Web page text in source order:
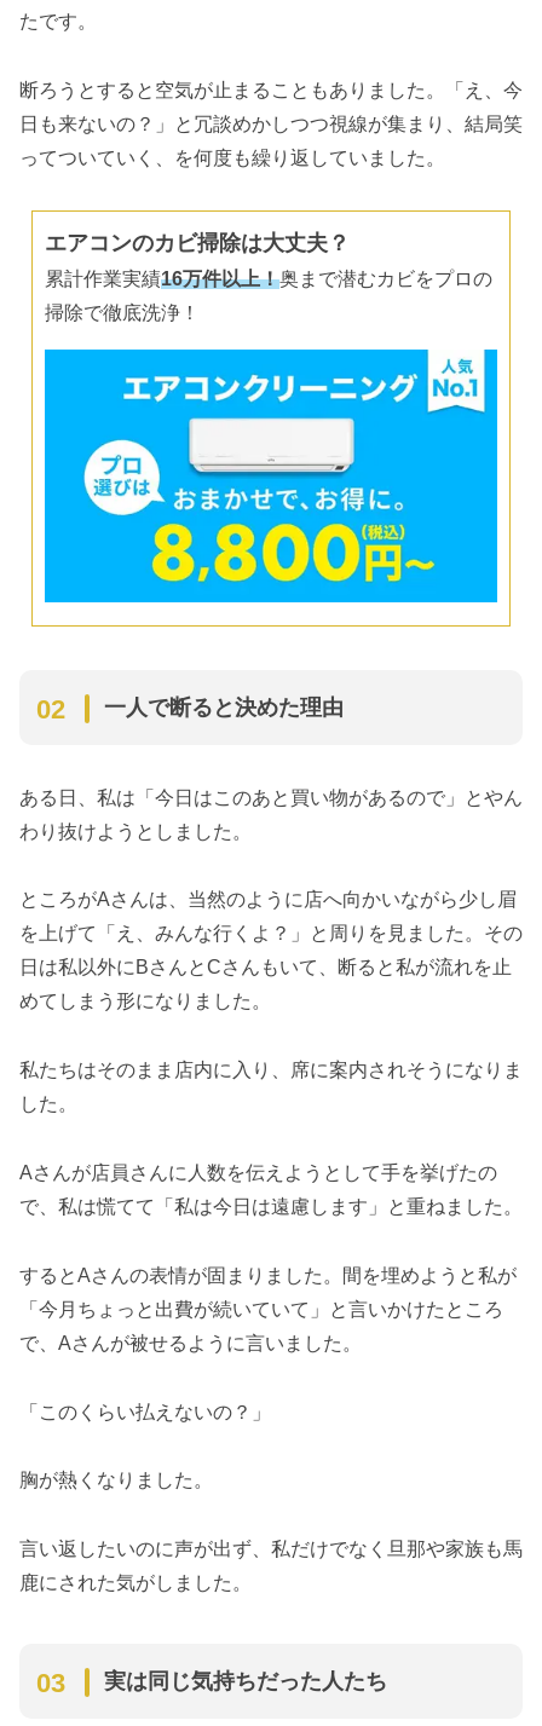
たです。
断ろうとすると空気が止まることもありました。「え、今
日も来ないの？」と冗談めかしつつ視線が集まり、結局笑
ってついていく、を何度も繰り返していました。
エアコンのカビ掃除は大丈夫？
累計作業実績16万件以上！奥まで潜むカビをプロの
掃除で徹底洗浄！
一人で断ると決めた理由
ある日、私は「今日はこのあと買い物があるので」とやん
わり抜けようとしました。
ところがAさんは、当然のように店へ向かいながら少し眉
を上げて「え、みんな行くよ？」と周りを見ました。その
日は私以外にBさんとCさんもいて、断ると私が流れを止
めてしまう形になりました。
私たちはそのまま店内に入り、席に案内されそうになりま
した。
Aさんが店員さんに人数を伝えようとして手を挙げたの
で、私は慌てて「私は今日は遠慮します」と重ねました。
するとAさんの表情が固まりました。間を埋めようと私が
「今月ちょっと出費が続いていて」と言いかけたところ
で、Aさんが被せるように言いました。
「このくらい払えないの？」
胸が熱くなりました。
言い返したいのに声が出ず、私だけでなく旦那や家族も馬
鹿にされた気がしました。
実は同じ気持ちだった人たち